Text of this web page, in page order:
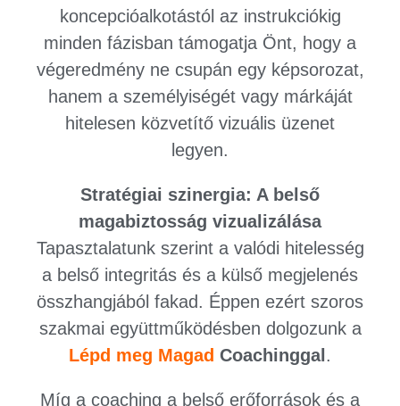
koncepcióalkotástól az instrukciókig
minden fázisban támogatja Önt, hogy a
végeredmény ne csupán egy képsorozat,
hanem a személyiségét vagy márkáját
hitelesen közvetítő vizuális üzenet
legyen.
Stratégiai szinergia: A belső
magabiztosság vizualizálása
Tapasztalatunk szerint a valódi hitelesség
a belső integritás és a külső megjelenés
összhangjából fakad. Éppen ezért szoros
szakmai együttműködésben dolgozunk a
Lépd meg Magad Coachinggal .
Míg a coaching a belső erőforrások és a